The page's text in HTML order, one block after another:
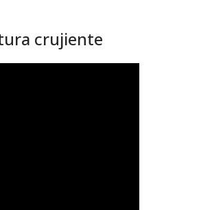
crujiente